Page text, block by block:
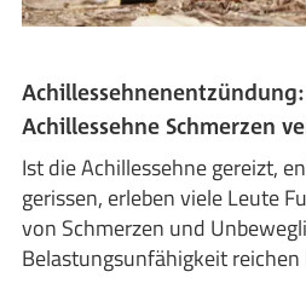
Achillessehne Schmerzen
Ist die Achillessehne gereizt,
gerissen, erleben viele Leute
von Schmerzen und
Belastungsunfähigkeit